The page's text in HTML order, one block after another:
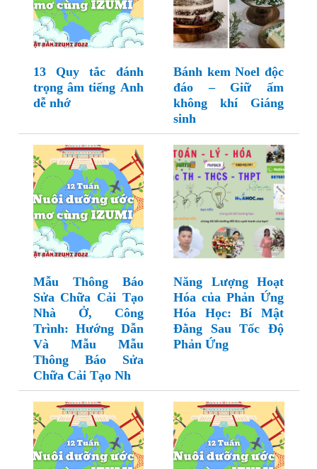
13 Quy tắc đánh
trọng âm tiếng Anh
dễ nhớ
Bánh kem Noel độc
đáo – Giữ ấm
không khí Giáng
sinh
Mẫu Thông Báo
Sửa Chữa Cải Tạo
Nhà Ở, Công
Trình: Hướng Dẫn
Và Mẫu Mẫu
Thông Báo Sửa
Chữa Cải Tạo Nh
Năng Lượng Hoạt
Hóa của Phản Ứng
Hóa Học: Bí Mật
Đằng Sau Tốc Độ
Phản Ứng